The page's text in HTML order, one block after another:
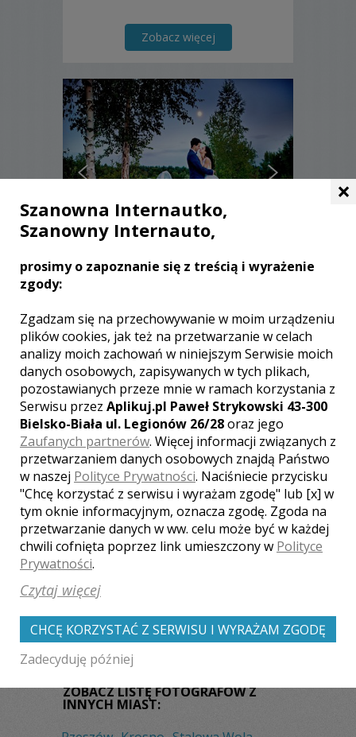
Zobacz więcej
TOMASZ - Tarnobrzeg
2500 zł/ sesja
Ocena:0,00 / 5
(0 opinii)
Poleceń: 23
Fotograf ślubny to zawód niezwykle
pasjonujący, ale jednocześnie
odpowiedzialny i wymagający. Dlatego
do fotografii ślubnej podchodzę w pełni
profesjonalnie. Korzystam z
profesjonalnych pełnoklatkowych
aparatów fotograficznych sytemu
Nikona oraz super jasnej optyki Nikkor .
Wykonuję fotografie w świetle
zastanym . Na co dzień spotykam ludzi,
mający...
Zobacz więcej
ZOBACZ LISTĘ FOTOGRAFÓW Z
INNYCH MIAST:
×
Szanowna Internautko,
Szanowny Internauto,
prosimy o zapoznanie się z treścią i wyrażenie
zgody:
Zgadzam się na przechowywanie w moim urządzeniu
plików cookies, jak też na przetwarzanie w celach
analizy moich zachowań w niniejszym Serwisie moich
danych osobowych, zapisywanych w tych plikach,
pozostawianych przeze mnie w ramach korzystania z
Serwisu przez Aplikuj.pl Paweł Strykowski 43-300
Bielsko-Biała ul. Legionów 26/28oraz jego
Zaufanych partnerów. Więcej informacji związanych z
przetwarzaniem danych osobowych znajdą Państwo
w naszej Polityce Prywatności. Naciśniecie przycisku
"Chcę korzystać z serwisu i wyrażam zgodę" lub [x] w
tym oknie informacyjnym, oznacza zgodę. Zgoda na
przetwarzanie danych w ww. celu może być w każdej
chwili cofnięta poprzez link umieszczony w Polityce
Prywatności.
Czytaj więcej
CHCĘ KORZYSTAĆ Z SERWISU I WYRAŻAM ZGODĘ
Zadecyduję później